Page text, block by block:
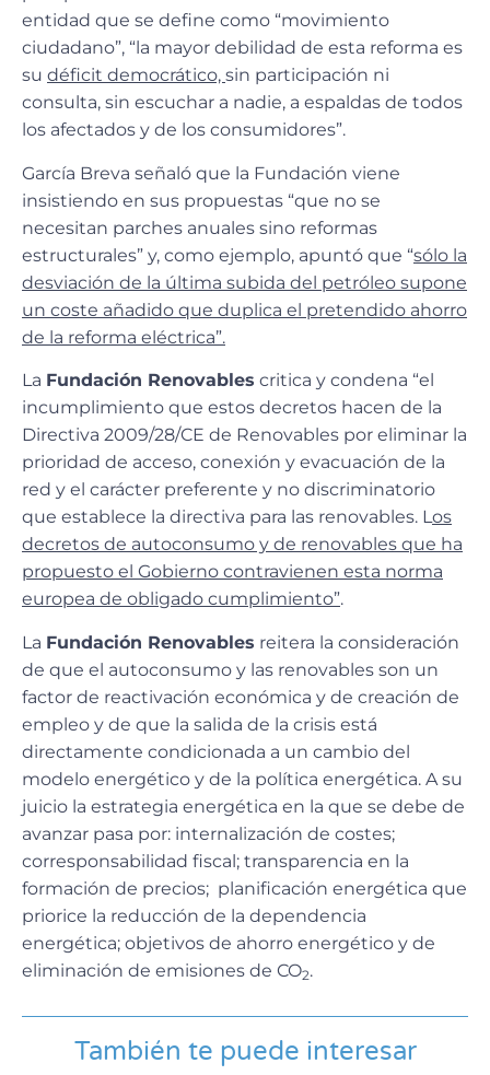
entidad que se define como “movimiento
ciudadano”, “la mayor debilidad de esta reforma es
su déficit democrático, sin participación ni
consulta, sin escuchar a nadie, a espaldas de todos
los afectados y de los consumidores”.
García Breva señaló que la Fundación viene
insistiendo en sus propuestas “que no se
necesitan parches anuales sino reformas
estructurales” y, como ejemplo, apuntó que “sólo la
desviación de la última subida del petróleo supone
un coste añadido que duplica el pretendido ahorro
de la reforma eléctrica”.
La Fundación Renovables critica y condena “el
incumplimiento que estos decretos hacen de la
Directiva 2009/28/CE de Renovables por eliminar la
prioridad de acceso, conexión y evacuación de la
red y el carácter preferente y no discriminatorio
que establece la directiva para las renovables. Los
decretos de autoconsumo y de renovables que ha
propuesto el Gobierno contravienen esta norma
europea de obligado cumplimiento”.
La Fundación Renovables reitera la consideración
de que el autoconsumo y las renovables son un
factor de reactivación económica y de creación de
empleo y de que la salida de la crisis está
directamente condicionada a un cambio del
modelo energético y de la política energética. A su
juicio la estrategia energética en la que se debe de
avanzar pasa por: internalización de costes;
corresponsabilidad fiscal; transparencia en la
formación de precios; planificación energética que
priorice la reducción de la dependencia
energética; objetivos de ahorro energético y de
eliminación de emisiones de CO2.
También te puede interesar